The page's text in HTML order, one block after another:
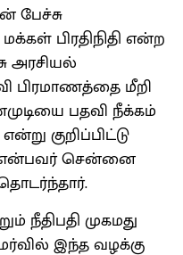
பேச்சு
பிரதிநிதி என்ற
அரசியல்
பிரமாணத்தை மீறி
பதவி நீக்கம்
குறிப்பிட்டு
என்பவர் சென்னை
நீதிபதி முகமது
இந்த வழக்கு